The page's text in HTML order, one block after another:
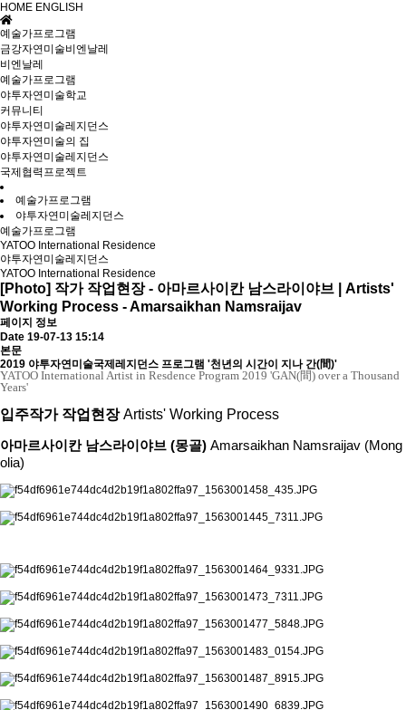
HOME ENGLISH
예술가프로그램
금강자연미술비엔날레
비엔날레
예술가프로그램
야투자연미술학교
커뮤니티
야투자연미술레지던스
야투자연미술의 집
야투자연미술레지던스
국제협력프로젝트
예술가프로그램
야투자연미술레지던스
예술가프로그램
YATOO International Residence
야투자연미술레지던스
YATOO International Residence
[Photo] 작가 작업현장 - 아마르사이칸 남스라이야브 | Artists'
Working Process - Amarsaikhan Namsraijav
페이지 정보
Date 19-07-13 15:14
본문
2019 야투자연미술국제레지던스 프로그램 '천년의 시간이 지나 간(間)'
YATOO International Artist in Resdence Program 2019 'GAN(間) over a Thousand
Years'
입주작가 작업현장Artists' Working Process
아마르사이칸 남스라이야브 (몽골) Amarsaikhan Namsraijav (Mong
olia)